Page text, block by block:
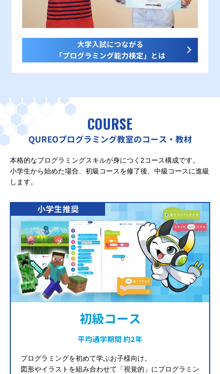
大学入試につながる
「プログラミング能力検定」とは
COURSE
QUREOプログラミング教室のコース・教材
本格的なプログラミングスキルが身につく2コース構成です。
小学生から始めた場合、初級コースを修了後、中級コースに進級
します。
小学生推奨
初級コース
平均通学期間 約2年
プログラミングを初めて学ぶお子様向け。
図形やイラストを組み合わせて「視覚的」にプログラミン